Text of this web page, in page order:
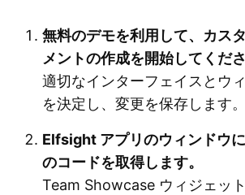
無料のデモを利用して、カス
メントの作成を開始してくださ
適切なインターフェイスとウ
を決定し、変更を保存します。
Elfsight アプリのウィンドウ
のコードを取得します。
Team Showcase ウィジェッ